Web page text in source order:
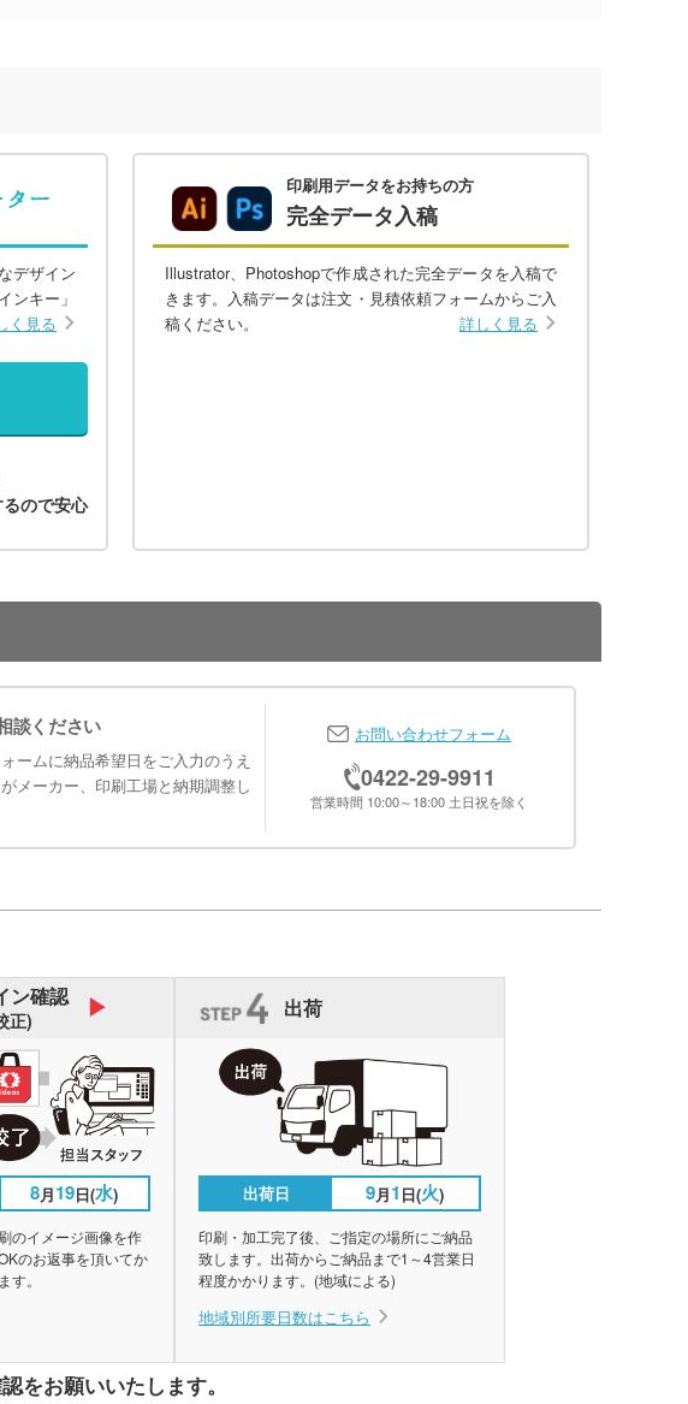
デザイン
ンキー」
く見る
ので安心
印刷用データをお持ちの方
完全データ入稿
Illustrator、Photoshopで作成された完全データを入稿で
きます。入稿データは注文・見積依頼フォームからご入
稿ください。
詳しく見る
談ください
ームに納品希望日をご入力のうえ
メーカー、印刷工場と納期調整し
お問い合わせフォーム
0422-29-9911
営業時間 10:00～18:00 土日祝を除く
ン確認
正)
8月19日(水)
のイメージ画像を作
のお返事を頂いてか
す。
出荷
出荷日 9月1 日(火)
印刷・加工完了後、ご指定の場所にご納品
致します。出荷からご納品まで1～4営業日
程度かかります。(地域による)
地域別所要日数はこちら
をお願いいたします。